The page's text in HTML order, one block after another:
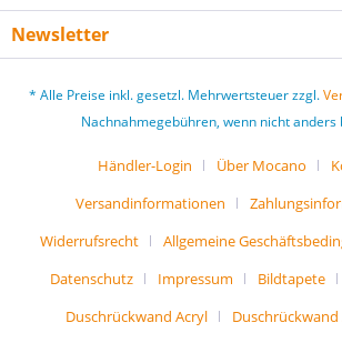
Newsletter
* Alle Preise inkl. gesetzl. Mehrwertsteuer zzgl.
Nachnahmegebühren, wenn nicht anders
Händler-Login Über Mocano
Versandinformationen
Widerrufsrecht
Allgemeine
Datenschutz
Impressum Bildtapete
Duschrückwand Acryl
Duschrückwand